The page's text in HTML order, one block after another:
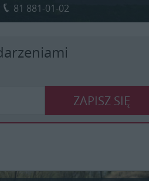
81 881-01-02
ZAPISZ SIĘ